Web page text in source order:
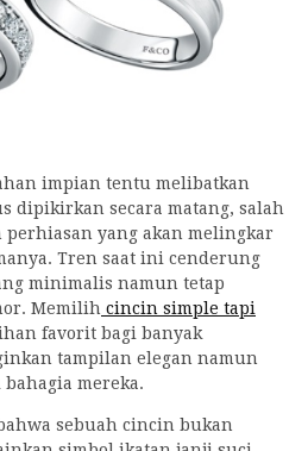
impian tentu melibatkan
dipikirkan secara matang, salah
yang akan melingkar
Tren saat ini cenderung
minimalis namun tetap
Memilih cincin simple tapi
favorit bagi banyak
tampilan elegan namun
mereka.
sebuah cincin bukan